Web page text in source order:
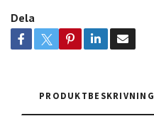
Dela
PRODUKTBESKRIVNING